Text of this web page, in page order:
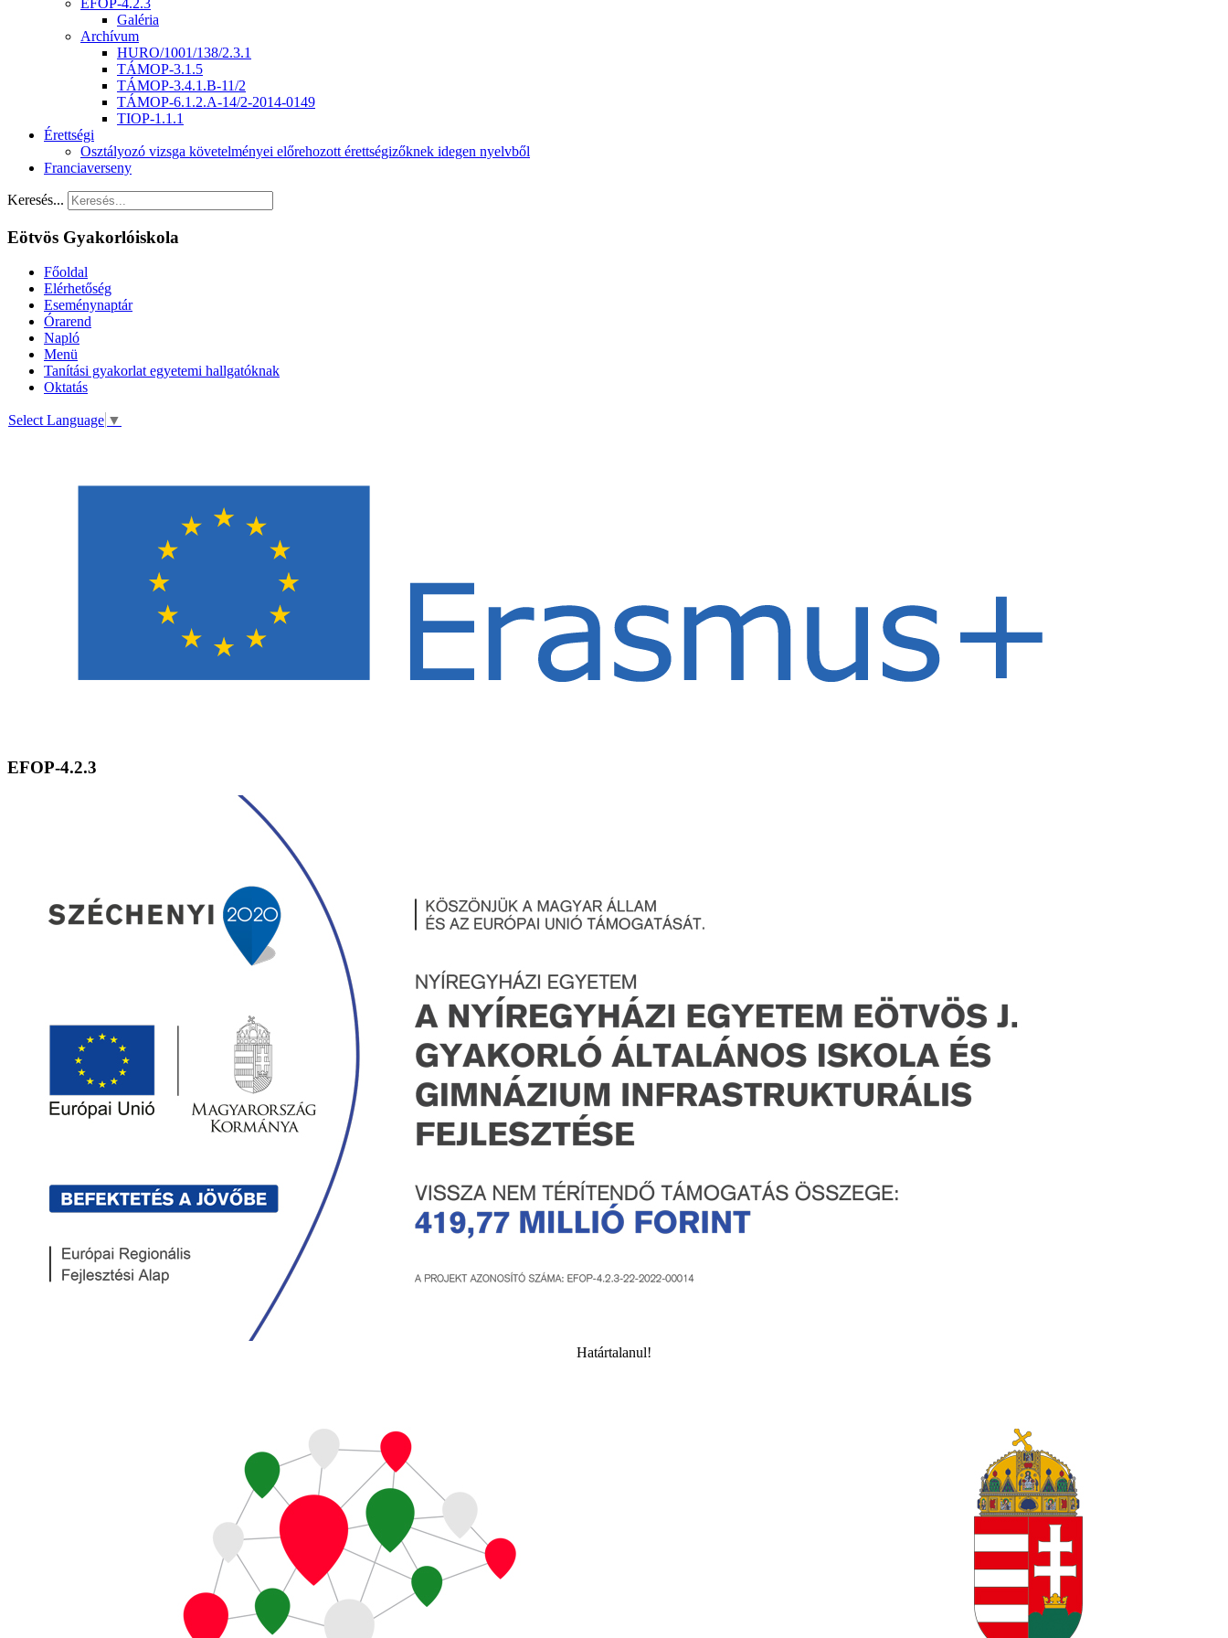
EFOP-4.2.3
Galéria
Archívum
HURO/1001/138/2.3.1
TÁMOP-3.1.5
TÁMOP-3.4.1.B-11/2
TÁMOP-6.1.2.A-14/2-2014-0149
TIOP-1.1.1
Érettségi
Osztályozó vizsga követelményei előrehozott érettségizőknek idegen nyelvből
Franciaverseny
Keresés...
Eötvös Gyakorlóiskola
Főoldal
Elérhetőség
Eseménynaptár
Órarend
Napló
Menü
Tanítási gyakorlat egyetemi hallgatóknak
Oktatás
Select Language ▼
EFOP-4.2.3
Határtalanul!